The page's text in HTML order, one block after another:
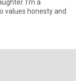
I’m a
values honesty and